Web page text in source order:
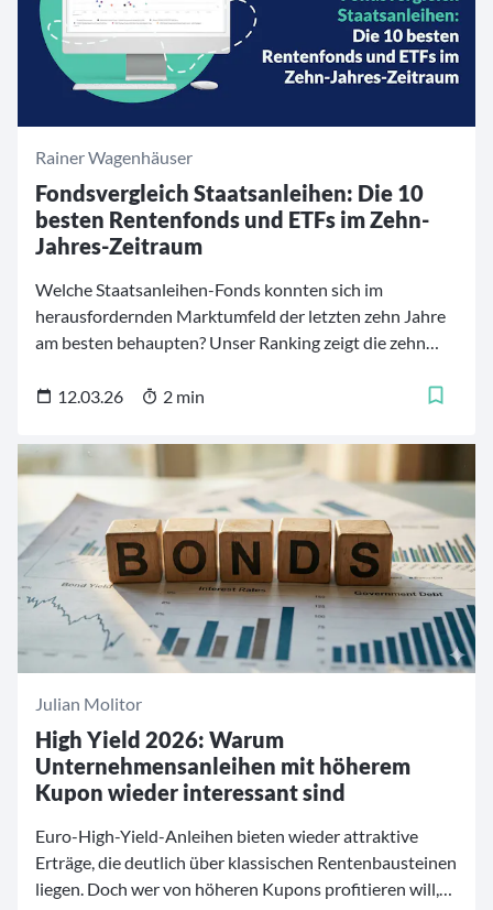
Rainer Wagenhäuser
Fondsvergleich Staatsanleihen: Die 10
besten Rentenfonds und ETFs im Zehn-
Jahres-Zeitraum
Welche Staatsanleihen-Fonds konnten sich im
herausfordernden Marktumfeld der letzten zehn Jahre
am besten behaupten? Unser Ranking zeigt die zehn
einer Outperformance gegenüber dem Gros der
12.03.26 2 min
Julian Molitor
High Yield 2026: Warum
Unternehmensanleihen mit höherem
Kupon wieder interessant sind
Euro-High-Yield-Anleihen bieten wieder attraktive
Erträge, die deutlich über klassischen Rentenbausteinen
liegen. Doch wer von höheren Kupons profitieren will,